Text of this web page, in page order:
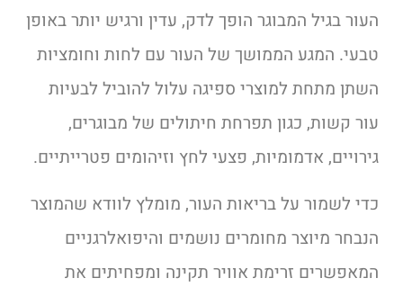
העור בגיל המבוגר הופך לדק, עדין ורגיש יותר באופן
טבעי. המגע הממושך של העור עם לחות וחומציות
השתן מתחת למוצרי ספיגה עלול להוביל לבעיות
עור קשות, כגון תפרחת חיתולים של מבוגרים,
גירויים, אדמומיות, פצעי לחץ וזיהומים פטרייתיים.
כדי לשמור על בריאות העור, מומלץ לוודא שהמוצר
הנבחר מיוצר מחומרים נושמים והיפואלרגניים
המאפשרים זרימת אוויר תקינה ומפחיתים את